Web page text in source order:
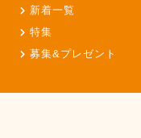
新着一覧
特集
募集&プレゼント